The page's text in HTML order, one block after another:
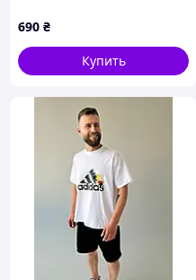
Черный, XS
690 ₴
Купить